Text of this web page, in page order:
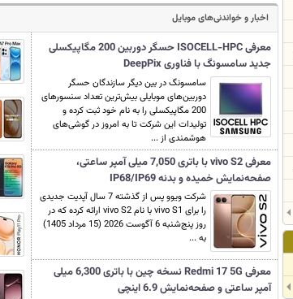
اخبار و خواندنی‌های موبایل
معرفی ISOCELL-HPC حسگر دوربین 200 مگاپیکسلی
جدید سامسونگ با فناوری DeepPix
سامسونگ در بین دیگر سازندگان حسگر
دوربین‌های موبایلی بیش‌ترین تعداد سنسورهای
200 مگاپیکسلی را به نام خود ثبت کرده و
تولیدات این شرکت تا به امروز در گوشی‌های
هوشمندی از ...
معرفی vivo S2 با باتری 7,050 میلی آمپر ساعتی،
صفحه‌نمایش خمیده و بدنه IP68/IP69
شرکت ویوو پس از گذشته 7 سال آپدیت جدیدی
را برای vivo S1 با نام vivo S2 ارائه کرده که در
روز پنج‌شنبه 6 آگوست 2026 (15 مرداد 1405)
به ...
معرفی Redmi 17 5G نسخه چین با باتری 6,300 میلی
آمپر ساعتی و صفحه‌نمایش 6.9 اینچی